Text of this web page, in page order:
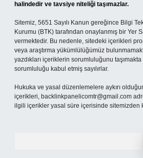
halindedir ve tavsiye niteliği taşımazlar.
Sitemiz, 5651 Sayılı Kanun gereğince Bilgi
Kurumu (BTK) tarafından onaylanmış bir Yer
vermektedir. Bu nedenle, sitedeki içerikleri
veya araştırma yükümlülüğümüz
yazdıkları içeriklerin sorumluluğunu
sorumluluğu kabul etmiş sayılırlar.
Hukuka ve yasal düzenlemelere aykırı
içerikleri, backlinkpanelicomtr@gmail.com
ilgili içerikler yasal süre içerisinde sitemizden